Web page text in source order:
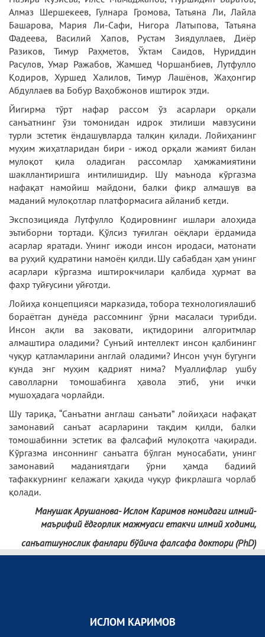
Алмаз Шершекеев, Гулнара Громова, Татьяна Ли, Лайла
Башарова, Мария Ли-Сафи, Нигора Латыпова, Татьяна
Фадеева, Василий Хапов, Рустам Зиядуллаев, Диёр
Разиков, Тимур Раҳметов, Ўктам Саидов, Нуриддин
Расулов, Умар Ражабов, Жамшед Чоршанбиев, Лутфулло
Қодиров, Хуршед Халилов, Тимур Лашёнов, Жаҳонгир
Абдуллаев ва Бобур Ваҳобжонов иштирок этди.
Йигирма тўрт нафар рассом ўз асарлари орқали
санъатнинг ўзи томонидан идрок этилиши мавзусини
турли эстетик ёндашувларда талқин қилади. Лойиҳанинг
муҳим жиҳатларидан бири - ижод орқали жамият билан
мулоқот қила оладиган рассомлар ҳамжамиятини
шакллантиришга интилишидир. Шу маънода кўргазма
нафақат намойиш майдони, балки фикр алмашув ва
маданий мулоқотлар платформасига айланиб кетди.
Экспозицияда Лутфулло Қодировнинг ишлари алоҳида
эътиборни тортади. Қўлсиз туғилган оёқлари ёрдамида
асарлар яратади. Унинг ижоди инсон иродаси, матонати
ва руҳий қудратини намоён қилди. Шу сабабдан ҳам унинг
асарлари кўргазма иштирокчилари қалбида ҳурмат ва
фахр туйғусини уйғотди.
Лойиҳа концепцияси марказида, тобора технологиялашиб
бораётган дунёда рассомнинг ўрни масаласи турибди.
Инсон ақли ва заковати, иқтидорини алгоритмлар
алмаштира оладими? Сунъий интеллект инсон қалбининг
чуқур қатламларини англай оладими? Инсон учун бугунги
кунда энг муҳим қадрият нима? Муаллифлар ушбу
саволларни томошабинга ҳавола этиб, уни ички
мушоҳадага чорлайди.
Шу тариқа, “Санъатни англаш санъати” лойиҳаси нафақат
замонавий санъат асарларини тақдим қилди, балки
томошабинни эстетик ва фалсафий мулоқотга чақиради.
Кўргазма инсоннинг санъатга бўлган муносабати, унинг
замонавий маданиятдаги ўрни ҳамда бадиий
тафаккурнинг келажаги ҳақида чуқур фикрлашга чорлаб
қолади.
Манушак Арушанова-Ислом Каримов номидаги илмий-
маърифий ёдгорлик мажмуаси етакчи илмий ходими,
санъатшунослик фанлари бўйича фалсафа доктори (PhD)
ИСЛОМ КАРИМОВ